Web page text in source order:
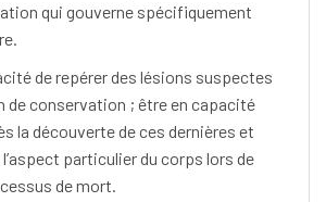
qui gouverne spécifiquement
de repérer des lésions suspectes
de conservation ; être en capacité
la découverte de ces dernières et
particulier du corps lors de
de mort.